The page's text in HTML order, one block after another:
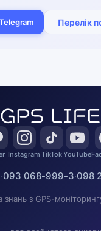
Перелік
Instagram TikTokYouTube
·093 068-999-3·098
знань з GPS-